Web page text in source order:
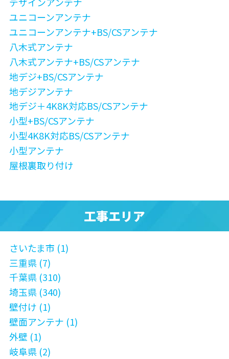
ユニコーンアンテナ
ユニコーンアンテナ+BS/CSアンテナ
八木式アンテナ
八木式アンテナ+BS/CSアンテナ
地デジ+BS/CSアンテナ
地デジアンテナ
地デジ＋4K8K対応BS/CSアンテナ
小型+BS/CSアンテナ
小型4K8K対応BS/CSアンテナ
小型アンテナ
屋根裏取り付け
工事エリア
さいたま市 (1)
三重県 (7)
千葉県 (310)
埼玉県 (340)
壁付け (1)
壁面アンテナ (1)
外壁 (1)
岐阜県 (2)